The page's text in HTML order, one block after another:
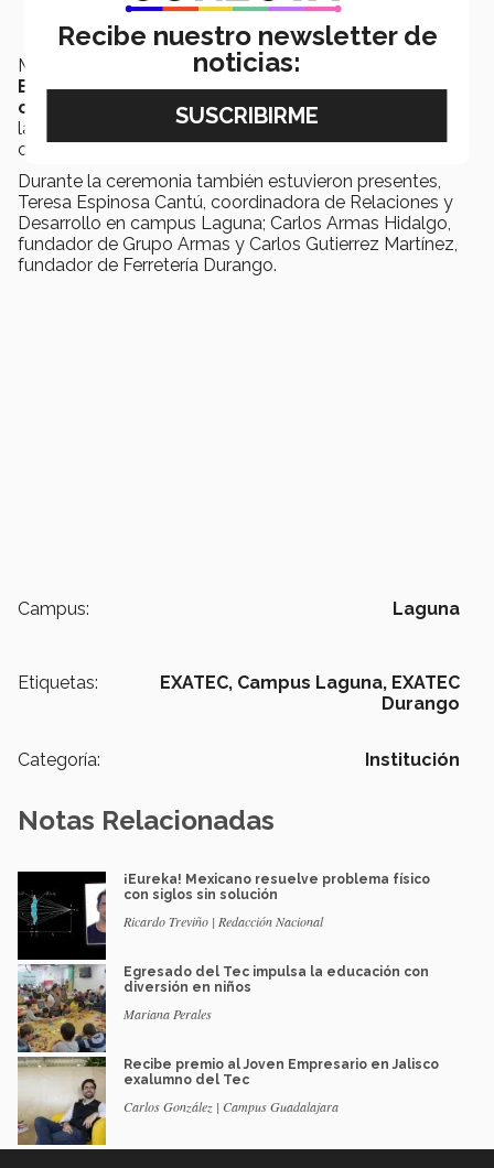
María José aseguró queen Durango residen 600
EXATEC que cursaron estudios en diferentes
campus del país
e invitó a quienes deseen sumarse a
las iniciativas de la asociación a que sigan la página
oficialEXATEC Dgo en Facebook.
Durante la ceremonia también estuvieron presentes,
Teresa Espinosa Cantú, coordinadora de Relaciones y
Desarrollo en campus Laguna; Carlos Armas Hidalgo,
fundador de Grupo Armas y Carlos Gutierrez Martínez,
fundador de Ferretería Durango.
Campus: Laguna
Etiquetas: EXATEC, Campus Laguna, EXATEC
Durango
Categoría: Institución
Notas Relacionadas
¡Eureka! Mexicano resuelve problema físico
con siglos sin solución
Ricardo Treviño | Redacción Nacional
Egresado del Tec impulsa la educación con
diversión en niños
Mariana Perales
Recibe premio al Joven Empresario en Jalisco
exalumno del Tec
Carlos González | Campus Guadalajara
Recibe nuestro newsletter de
noticias: